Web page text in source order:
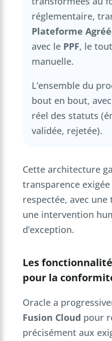
réglementaire,
Plateforme
avec le PPF, le
manuelle.
L’ensemble du
bout en bout,
réel des statuts
validée, rejetée).
Cette architecture
transparence
respectée, avec
une intervention
d’exception.
Les
pour la
Oracle a
Fusion Cloud pour
précisément aux